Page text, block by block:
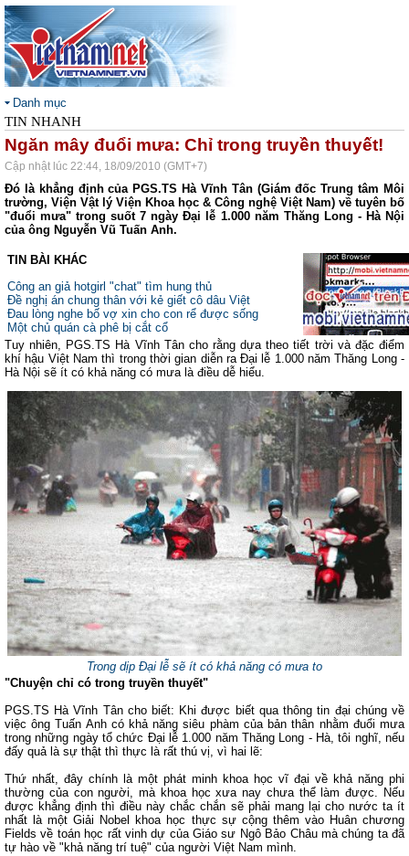
Danh mục
TIN NHANH
Ngăn mây đuổi mưa: Chỉ trong truyền thuyết!
Cập nhật lúc 22:44, 18/09/2010 (GMT+7)
Đó là khẳng định của PGS.TS Hà Vĩnh Tân (Giám đốc Trung tâm Môi
trường, Viện Vật lý Viện Khoa học & Công nghệ Việt Nam) về tuyên bố
"đuổi mưa" trong suốt 7 ngày Đại lễ 1.000 năm Thăng Long - Hà Nội
của ông Nguyễn Vũ Tuấn Anh.
TIN BÀI KHÁC
Công an giả hotgirl "chat" tìm hung thủ
Đề nghị án chung thân với kẻ giết cô dâu Việt
Đau lòng nghe bố vợ xin cho con rể được sống
Một chủ quán cà phê bị cắt cổ
Tuy nhiên, PGS.TS Hà Vĩnh Tân cho rằng dựa theo tiết trời và đặc điểm
khí hậu Việt Nam thì trong thời gian diễn ra Đại lễ 1.000 năm Thăng Long -
Hà Nội sẽ ít có khả năng có mưa là điều dễ hiểu.
Trong dịp Đại lễ sẽ ít có khả năng có mưa to
"Chuyện chỉ có trong truyền thuyết"
PGS.TS Hà Vĩnh Tân cho biết: Khi được biết qua thông tin đại chúng về
việc ông Tuấn Anh có khả năng siêu phàm của bản thân nhằm đuổi mưa
trong những ngày tổ chức Đại lễ 1.000 năm Thăng Long - Hà, tôi nghĩ, nếu
đấy quả là sự thật thì thực là rất thú vị, vì hai lẽ:
Thứ nhất, đây chính là một phát minh khoa học vĩ đại về khả năng phi
thường của con người, mà khoa học xưa nay chưa thể làm được. Nếu
được khẳng định thì điều này chắc chắn sẽ phải mang lại cho nước ta ít
nhất là một Giải Nobel khoa học thực sự cộng thêm vào Huân chương
Fields về toán học rất vinh dự của Giáo sư Ngô Bảo Châu mà chúng ta đã
tự hào về "khả năng trí tuệ" của người Việt Nam mình.